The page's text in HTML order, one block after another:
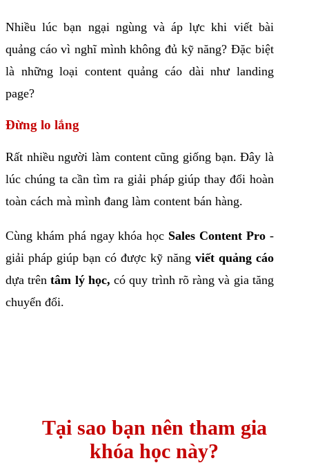
Nhiều lúc bạn ngại ngùng và áp lực khi viết bài
quảng cáo vì nghĩ mình không đủ kỹ năng? Đặc biệt
là những loại content quảng cáo dài như landing
page?
Đừng lo lắng
Rất nhiều người làm content cũng giống bạn. Đây là
lúc chúng ta cần tìm ra giải pháp giúp thay đổi hoàn
toàn cách mà mình đang làm content bán hàng.
Cùng khám phá ngay khóa học Sales Content Pro-
giải pháp giúp bạn có được kỹ năng viết quảng cáo
dựa trêntâm lý học, có quy trình rõ ràng và gia tăng
chuyển đổi.
Tại sao bạn nên tham gia
khóa học này?